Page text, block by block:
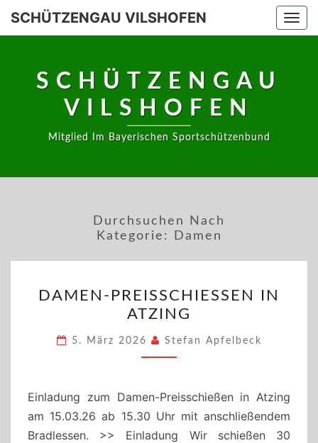
Skip
SCHÜTZENGAU VILSHOFEN
SCHÜTZENGAU
VILSHOFEN
Mitglied Im Bayerischen Sportschützenbund
Durchsuchen Nach
Kategorie:
Damen
PREISSCHIESSEN I
N A
TZING
DAMEN-PREISSCHIESSEN IN A
TZING
5. März 2026 Stefan Apfelbeck
Einladung zum Damen-Preisschießen in Atzing
am 15.03.26 ab 15.30 Uhr mit anschließendem
Bradlessen. >> Einladung Wir schießen 30